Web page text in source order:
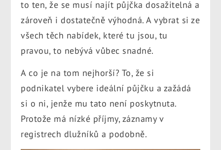
to ten, že se musí najít půjčka dosažitelná a
zároveň i dostatečně výhodná. A vybrat si ze
všech těch nabídek, které tu jsou, tu
pravou, to nebývá vůbec snadné.
A co je na tom nejhorší? To, že si
podnikatel vybere ideální půjčku a zažádá
si o ni, jenže mu tato není poskytnuta.
Protože má nízké příjmy, záznamy v
registrech dlužníků a podobně.